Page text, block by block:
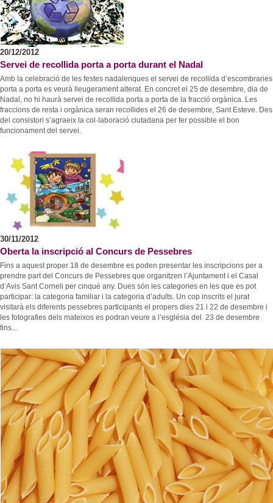
20/12/2012
Servei de recollida porta a porta durant el Nadal
Amb la celebració de les festes nadalenques el servei de recollida d’escombraries
porta a porta es veurà lleugerament alterat. En concret el 25 de desembre, dia de
Nadal, no hi haurà servei de recollida porta a porta de la fracció orgànica. Les
fraccions de resta i orgànica seran recollides el 26 de desembre, Sant Esteve. Des
del consistori s’agraeix la col·laboració ciutadana per fer possible el bon
funcionament del servei.
30/11/2012
Oberta la inscripció al Concurs de Pessebres
Fins a aquest proper 18 de desembre es poden presentar les inscripcions per a
prendre part del Concurs de Pessebres que organitzen l’Ajuntament i el Casal
d’Avis Sant Corneli per cinquè any. Dues són les categories en les que es pot
participar: la categoria familiar i la categoria d’adults. Un cop inscrits el jurat
visitarà els diferents pessebres participants el propers dies 21 i 22 de desembre i
les fotografies dels mateixos es podran veure a l’església del 23 de desembre
fins...